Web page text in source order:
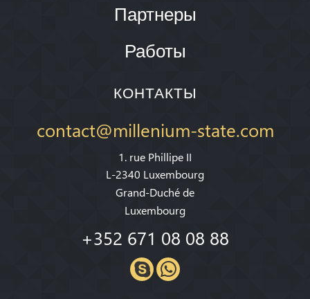
Партнеры
Работы
КОНТАКТЫ
contact@millenium-state.com
1. rue Phillipe II
L-2340 Luxembourg
Grand-Duché de
Luxembourg
+352 671 08 08 88